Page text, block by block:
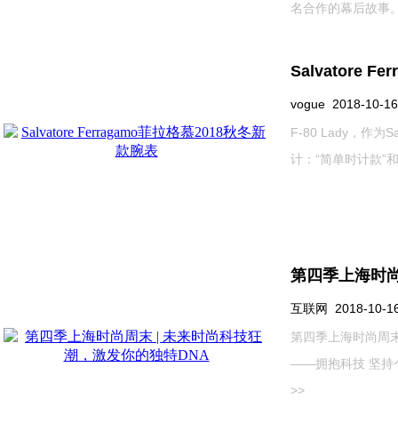
名合作的幕后故事
Salvatore
vogue 2018-10-
F-80 Lady，作为
计：“简单时计款”
第四季上海时
互联网 2018-10-
第四季上海时尚周
——拥抱科技 坚持
>>